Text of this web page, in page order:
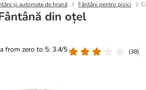
și automate de hrană Fântâni pentru pisici
din oțel
from zero to 5: 3.4/5
(38)